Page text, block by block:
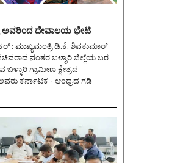
ಅವರಿಂದ ದೇವಾಲಯ ಭೇಟಿ
ನಂತರ ಬಳ್ಳಾರಿ ಜಿಲ್ಲೆಯ ಬರ
ಗ್ರಾಮೀಣ ಕ್ಷೇತ್ರದ
ಕರ್ನಾಟಕ - ಆಂಧ್ರದ ಗಡಿ